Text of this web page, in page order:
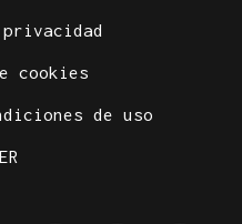
cookies
de uso